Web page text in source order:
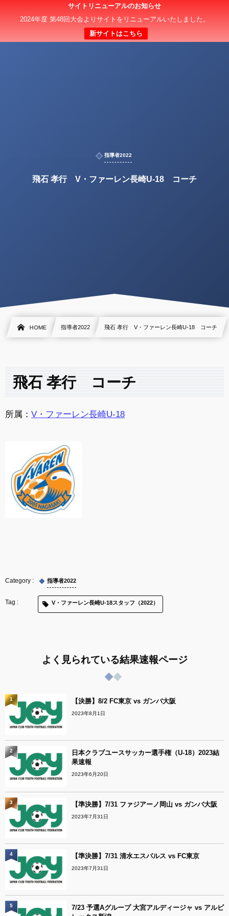
サイトリニューアルのお知らせ
2024年度 第48回大会よりサイトをリニューアルいたしました。
新サイトはこちら
指導者2022
飛石 孝行 V・ファーレン長崎U-18 コーチ
HOME 指導者2022 飛石 孝行 V・ファーレン長崎U-18 コーチ
飛石 孝行 コーチ
所属： V・ファーレン長崎U-18
指導者2022
V・ファーレン長崎U-18スタッフ（2022）
よく見られている結果速報ページ
【決勝】8/2 FC東京 vs ガンバ大阪
2023年8月1日
1
日本クラブユースサッカー選手権（U-18）2023結
果速報
2023年6月20日
2
【準決勝】7/31 ファジアーノ岡山 vs ガンバ大阪
2023年7月31日
3
【準決勝】7/31 清水エスパルス vs FC東京
2023年7月31日
4
7/23 予選Aグループ 大宮アルディージャ vs アルビ
5